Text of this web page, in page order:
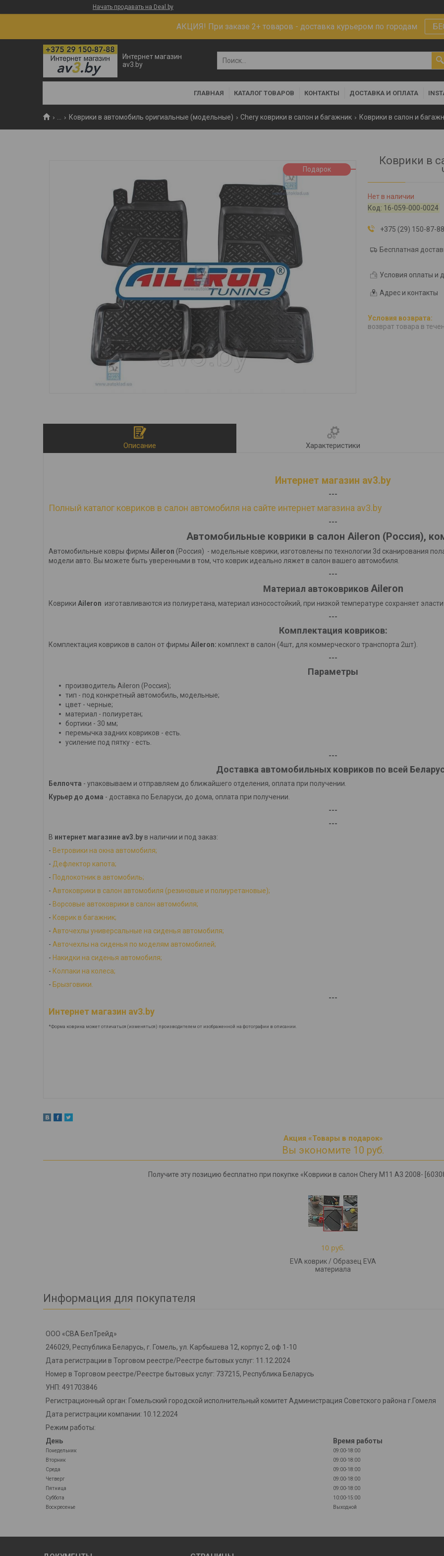
Начать продавать на Deal.by
АКЦИЯ! При заказе 2+ товаров - доставка курьером по городам
Интернет магазин
av3.by
ГЛАВНАЯ КАТАЛОГ ТОВАРОВ КОНТАКТЫ ДОСТАВКА И ОПЛАТА
Коврики в автомобиль оригиальные (модельные) Chery коврики в салон и багажник Коврики в салон и
Подарок
Коврики в
Нет в наличии
Код: 16-059-000-0024
+375 (29) 150-87-
Бесплатная
Условия оплаты и
Адрес и контакты
возврат товара в
Описание Характеристики
Интернет магазин av3.by
---
Полный каталог ковриков в салон автомобиля на сайте интернет магазина av3.by
---
Автомобильные коврики в салон Aileron (Россия),
Автомобильные ковры фирмы Aileron (Россия) - модельные коврики, изготовлены по технологии 3d сканирования
модели авто. Вы можете быть уверенными в том, что коврик идеально ляжет в салон вашего автомобиля.
---
Материал автоковриковAileron
Коврики Aileron изготавливаются из полиуретана, материал износостойкий, при низкой температуре сохраняет
---
Комплектация ковриков:
Комплектация ковриков в салон от фирмы Aileron: комплект в салон (4шт, для коммерческого транспорта 2шт).
---
Параметры
производитель Aileron (Россия);
тип - под конкретный автомобиль, модельные;
цвет - черные;
материал - полиуретан;
бортики - 30 мм;
перемычка задних ковриков - есть.
усиление под пятку - есть.
---
Доставка автомобильных ковриков по всей
Белпочта - упаковываем и отправляем до ближайшего отделения, оплата при получении.
Курьер до дома - доставка по Беларуси, до дома, оплата при получении.
---
---
В интернет магазине av3.by в наличии и под заказ:
- Ветровики на окна автомобиля;
- Дефлектор капота;
- Подлокотник в автомобиль;
- Автоковрики в салон автомобиля (резиновые и полиуретановые);
- Ворсовые автоковрики в салон автомобиля;
- Коврик в багажник;
- Авточехлы универсальные на сиденья автомобиля;
- Авточехлы на сиденья по моделям автомобилей;
- Накидки на сиденья автомобиля;
- Колпаки на колеса;
- Брызговики.
---
Интернет магазин av3.by
*Форма коврика может отличаться (изменяться) производителем от изображенной на фотографии в описании.
Акция «Товары в подарок»
Вы экономите 10 руб.
Получите эту позицию бесплатно при покупке «Коврики в салон Chery M11 A3 2008-
10 руб.
EVA коврик / Образец EVA
материала
Информация для покупателя
ООО «СВА БелТрейд»
246029, Республика Беларусь, г. Гомель, ул. Карбышева 12, корпус 2, оф 1-10
Дата регистрации в Торговом реестре/Реестре бытовых услуг: 11.12.2024
Номер в Торговом реестре/Реестре бытовых услуг: 737215, Республика Беларусь
УНП: 491703846
Регистрационный орган: Гомельский городской исполнительный комитет Администрация Советского района г.Гомеля
Дата регистрации компании: 10.12.2024
Режим работы:
День
Время работы
Понедельник
09:00-18:00
Вторник
09:00-18:00
Среда
09:00-18:00
Четверг
09:00-18:00
Пятница
09:00-18:00
Суббота
10:00-15:00
Воскресенье
Выходной